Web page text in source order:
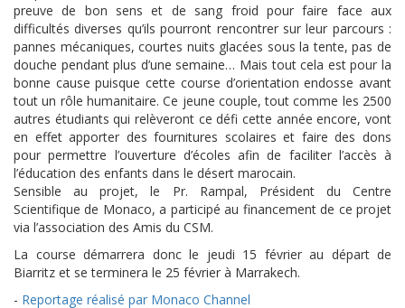
preuve de bon sens et de sang froid pour faire face aux
difficultés diverses qu’ils pourront rencontrer sur leur parcours :
pannes mécaniques, courtes nuits glacées sous la tente, pas de
douche pendant plus d’une semaine… Mais tout cela est pour la
bonne cause puisque cette course d’orientation endosse avant
tout un rôle humanitaire. Ce jeune couple, tout comme les 2500
autres étudiants qui relèveront ce défi cette année encore, vont
en effet apporter des fournitures scolaires et faire des dons
pour permettre l’ouverture d’écoles afin de faciliter l’accès à
l’éducation des enfants dans le désert marocain.
Sensible au projet, le Pr. Rampal, Président du Centre
Scientifique de Monaco, a participé au financement de ce projet
via l’association des Amis du CSM.
La course démarrera donc le jeudi 15 février au départ de
Biarritz et se terminera le 25 février à Marrakech.
- Reportage réalisé par Monaco Channel